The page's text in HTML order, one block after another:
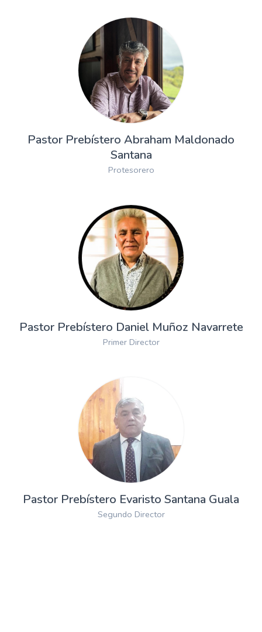
Pastor Prebístero Abraham Maldonado
Santana
Protesorero
Pastor Prebístero Daniel Muñoz Navarrete
Primer Director
Pastor Prebístero Evaristo Santana Guala
Segundo Director